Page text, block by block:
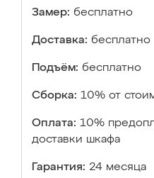
Замер: бесплатно
Доставка: бесплатно
Подъём: бесплатно
Сборка: 10% от
Оплата: 10%
доставки шкафа
Гарантия: 24 месяца